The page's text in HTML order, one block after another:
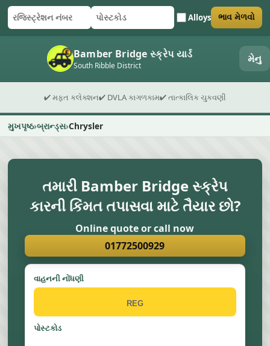
રજિસ્ટ્રેશન નંબર
પોસ્ટકોડ Alloys
ફોર્મ સબમિટ કરો ભાવ મેળવો
Bamber Bridge સ્ક્રેપ યાર્ડ
South Ribble District મેનુ
✔ મફત કલેક્શન✔ DVLA કાગળકામ✔ તાત્કાલિક ચુકવણી
મુખપૃષ્ઠ બ્રાન્ડ્સ Chrysler
તમારી Bamber Bridge સ્ક્રેપ
કારની કિંમત તપાસવા માટે તૈયાર છો?
Online quote or call now
01772500929
વાહનની નોંધણી
પોસ્ટકોડ